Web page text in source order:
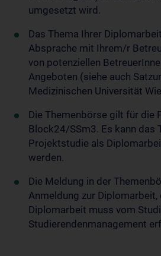
umgesetzt wird.
Das Thema Ihrer
Absprache mit Ihrem/r
von potenziellen
Angeboten (siehe auch
Medizinischen Universität
Die Themenbörse gilt für die
Block24/SSm3. Es kann das
Projektstudie als
werden.
Die Meldung in der
Anmeldung zur Diplomarbeit,
Diplomarbeit muss vom
Studierendenmanagement